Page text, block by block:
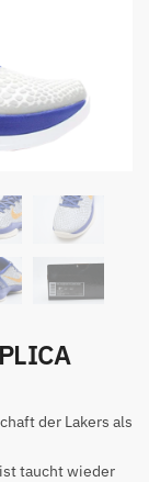
der Lakers als
taucht wieder